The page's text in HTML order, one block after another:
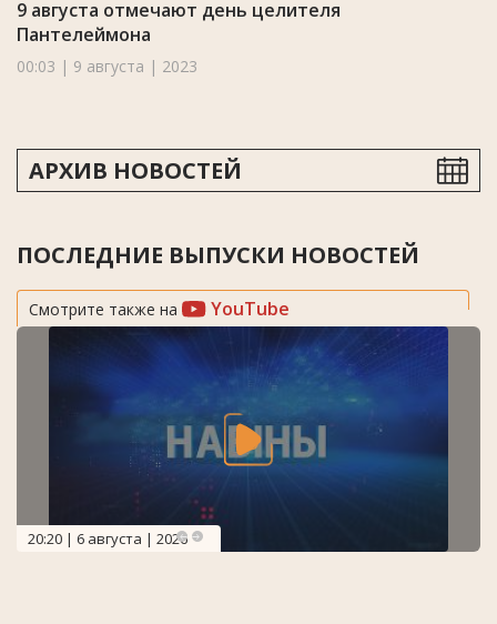
9 августа отмечают день целителя
Пантелеймона
00:03 | 9 августа | 2023
АРХИВ НОВОСТЕЙ
ПОСЛЕДНИЕ ВЫПУСКИ НОВОСТЕЙ
Смотрите также на YouTube
20:20 | 6 августа | 2026